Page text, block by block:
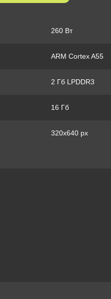
260 Вт
ARM Cortex A55
2 Гб LPDDR3
16 Гб
320x640 px